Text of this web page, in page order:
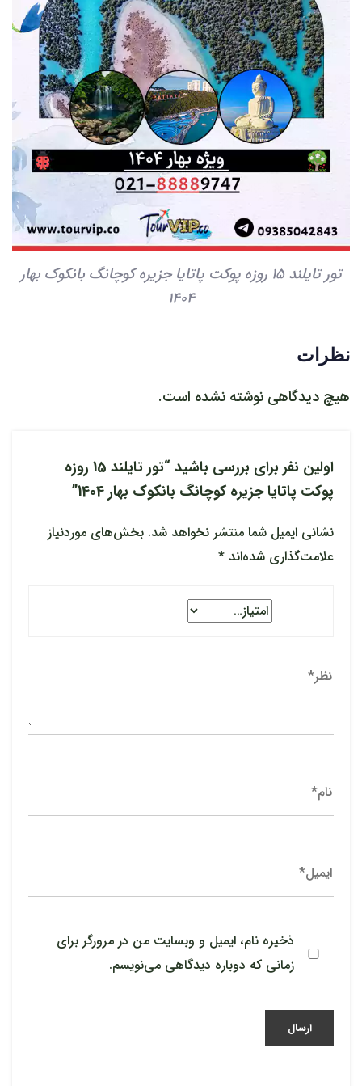
تور تایلند 15 روزه پوکت پاتایا جزیره کوچانگ بانکوک بهار
1404
نظرات
هیچ دیدگاهی نوشته نشده است.
اولین نفر برای بررسی باشید “تور تایلند 15 روزه
پوکت پاتایا جزیره کوچانگ بانکوک بهار 1404”
نشانی ایمیل شما منتشر نخواهد شد. بخش‌های موردنیاز
علامت‌گذاری شده‌اند *
ذخیره نام، ایمیل و وبسایت من در مرورگر برای
زمانی که دوباره دیدگاهی می‌نویسم.